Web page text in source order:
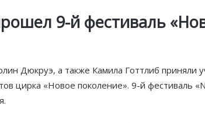
9-й фестиваль
Дюкруэ, а также Камила Готтлиб приняли
цирка «Новое поколение». 9-й фестиваль